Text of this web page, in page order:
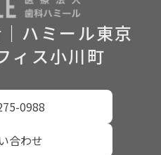
ハミール東京
ィス小川町
0988
合わせ